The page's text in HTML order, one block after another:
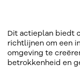
Dit actieplan biedt
richtlijnen om een
omgeving te
betrokkenheid en